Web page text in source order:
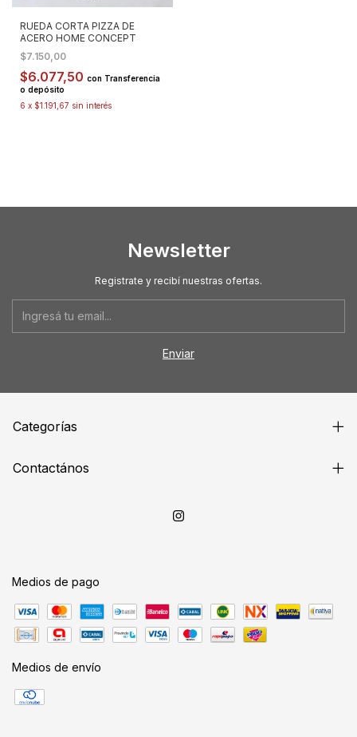
RUEDA CORTA PIZZA DE
ACERO HOME CONCEPT
$7.150,00
$6.077,50 con Transferencia
o depósito
6 x $1.191,67 sin interés
Newsletter
Registrate y recibí nuestras ofertas.
Categorías
Contactános
Medios de pago
Medios de envío